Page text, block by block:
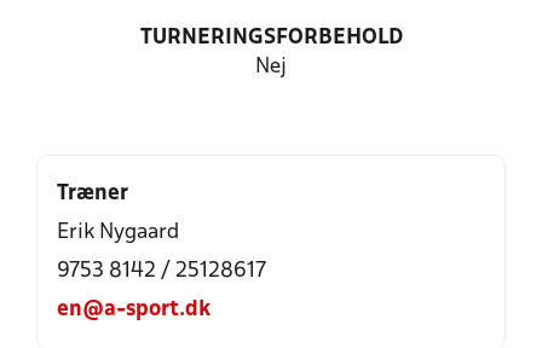
TURNERINGSFORBEHOLD
Nej
Træner
Erik Nygaard
9753 8142 / 25128617
en@a-sport.dk